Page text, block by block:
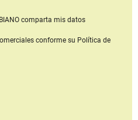
comparta mis datos
conforme su Política de